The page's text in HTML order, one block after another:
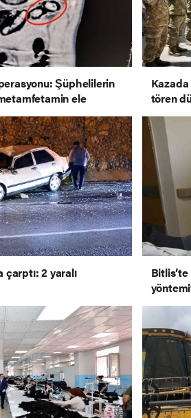
Şüphelilerin
ele
tören
2 yaralı